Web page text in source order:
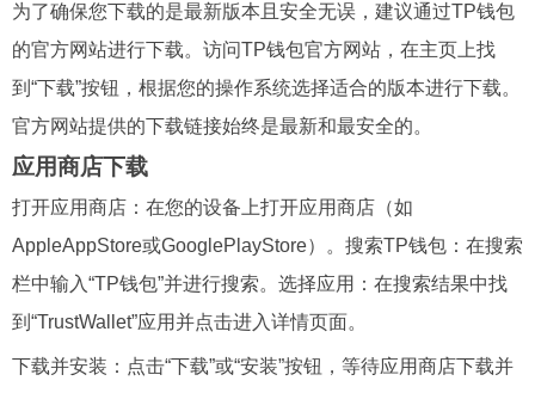
为了确保您下载的是最新版本且安全无误，建议通过TP钱包
的官方网站进行下载。访问TP钱包官方网站，在主页上找
到“下载”按钮，根据您的操作系统选择适合的版本进行下载。
官方网站提供的下载链接始终是最新和最安全的。
应用商店下载
打开应用商店：在您的设备上打开应用商店（如
AppleAppStore或GooglePlayStore）。搜索TP钱包：在搜索
栏中输入“TP钱包”并进行搜索。选择应用：在搜索结果中找
到“TrustWallet”应用并点击进入详情页面。
下载并安装：点击“下载”或“安装”按钮，等待应用商店下载并